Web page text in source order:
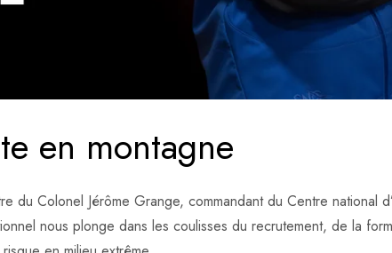
en montagne
du Colonel Jérôme Grange, commandant du Centre national
nous plonge dans les coulisses du recrutement, de la